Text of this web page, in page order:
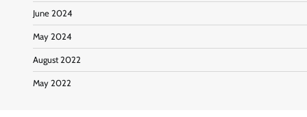
June 2024
May 2024
August 2022
May 2022